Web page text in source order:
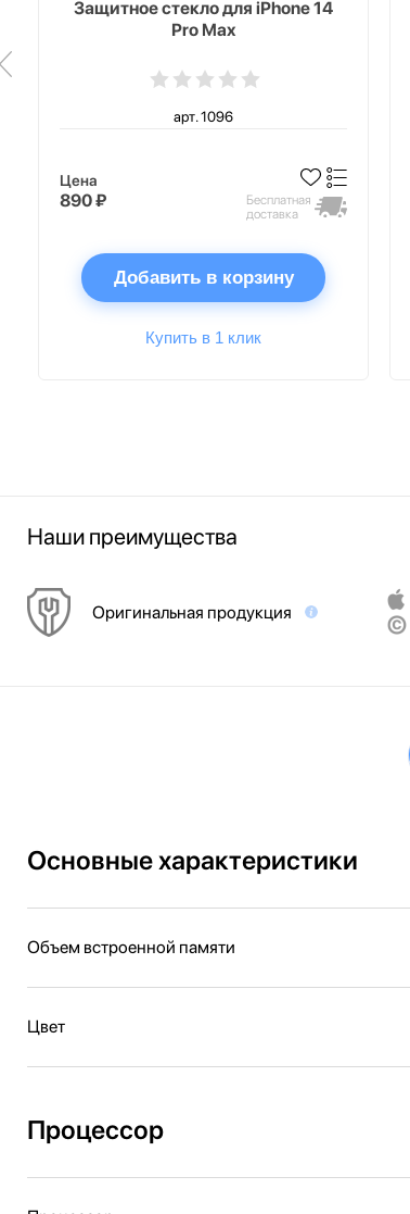
Защитное стекло для iPhone 14
Pro Max
арт. 1096
Цена
890 ₽
Бесплатная
доставка
Добавить в корзину
Купить в 1 клик
Наши преимущества
Оригинальная продукция
Основные характеристики
Объем встроенной памяти
Цвет
Процессор